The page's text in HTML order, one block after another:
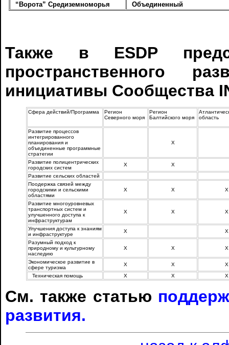
“Ворота” Средиземноморья
Объединенный
Также в ESDP
пространственного
инициативы Сообщества
Сфера действий/Программа
Регион
Северного моря
Регион
Балтийского моря
область
Развитие процессов
интегрированного
планирования и
объединенные программные
стратегии
Х
Развитие полицентрических
городских систем
Х Х
Развитие сельских областей
Поодержка связей между
городскими и сельскими
областями
Х Х Х
Развитие многоуровневых
транспортных систем и
улучшенного доступа к
инфраструктурам
Х Х Х
Улучшения доступа к знаниям
и инфраструктуре
Х
Х
Разумный подход к
природному и культурному
наследию
Х Х Х
Экономическое развитие в
сфере туризма
Х Х
Х
Техническая помощь
Х Х Х
См. также статью
развития.